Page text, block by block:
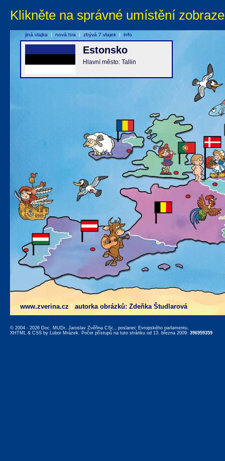
Klikněte na správné umístění
www.zverina.cz autorka obrázků: Zdeňka Študlarová
Estonsko
Hlavní město: Tallin
jiná vlajka | nová hra | zbývá 7 vlajek | info
© 2004 - 2026 Doc. MUDr. Jaroslav Zvěřina CSc., poslanec Evropského parlamentu,
XHTML & CSS by Lubor Mrázek. Počet přístupů na tuto stránku od 13. března 2009: 396959359